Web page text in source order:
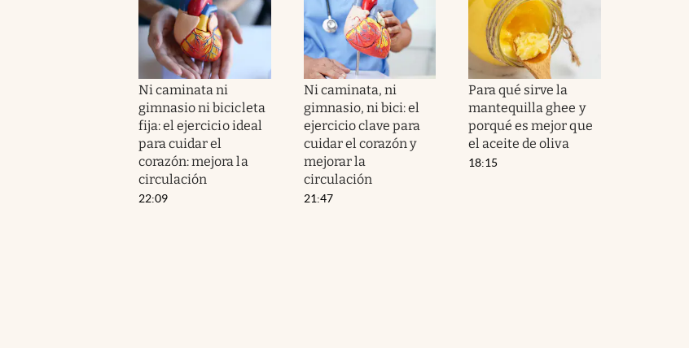
Ni caminata ni
gimnasio ni bicicleta
fija: el ejercicio ideal
para cuidar el
corazón: mejora la
circulación
22:09
Ni caminata, ni
gimnasio, ni bici: el
ejercicio clave para
cuidar el corazón y
mejorar la
circulación
21:47
Para qué sirve la
mantequilla ghee y
porqué es mejor que
el aceite de oliva
18:15